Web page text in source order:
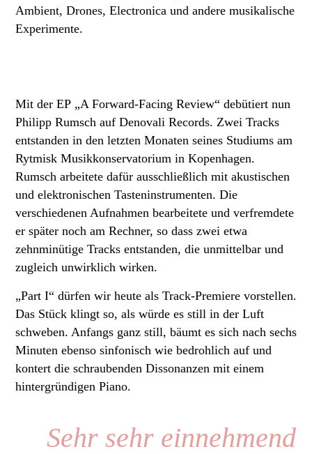
Ambient, Drones, Electronica und andere musikalische
Experimente.
Mit der EP „A Forward-Facing Review“ debütiert nun
Philipp Rumsch auf Denovali Records. Zwei Tracks
entstanden in den letzten Monaten seines Studiums am
Rytmisk Musikkonservatorium in Kopenhagen.
Rumsch arbeitete dafür ausschließlich mit akustischen
und elektronischen Tasteninstrumenten. Die
verschiedenen Aufnahmen bearbeitete und verfremdete
er später noch am Rechner, so dass zwei etwa
zehnminütige Tracks entstanden, die unmittelbar und
zugleich unwirklich wirken.
„Part I“ dürfen wir heute als Track-Premiere vorstellen.
Das Stück klingt so, als würde es still in der Luft
schweben. Anfangs ganz still, bäumt es sich nach sechs
Minuten ebenso sinfonisch wie bedrohlich auf und
kontert die schraubenden Dissonanzen mit einem
hintergründigen Piano.
Sehr sehr einnehmend